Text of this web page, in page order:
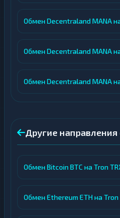
Обмен Decentraland MANA
Обмен Decentraland MANA
Обмен Decentraland MANA
Другие
Обмен Bitcoin BTC на Tron
Обмен Ethereum ETH на Tron